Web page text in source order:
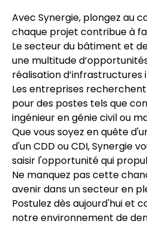
Avec Synergie, plongez au
chaque projet contribue à
Le secteur du bâtiment et
une multitude
réalisation d’infrastructures
Les entreprises
pour des postes tels que
ingénieur en génie civil ou
Que vous soyez en quête
d'un CDD ou CDI, Synergie
saisir l'opportunité qui
Ne manquez pas cette
avenir dans un secteur en
Postulez dès aujourd'hui et
notre environnement de